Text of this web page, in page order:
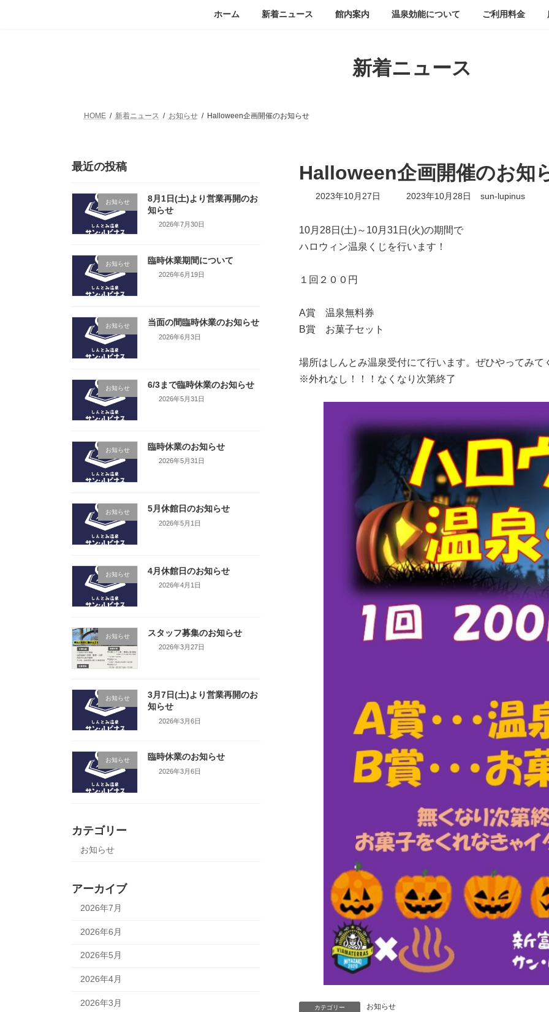
ホーム 新着ニュース 館内案内 温泉効能について ご利用料金
新着ニュース
HOME 新着ニュース お知らせ Halloween企画開催のお知らせ
Halloween企画開催のお知
2023年10月27日
最
新
時
2023年10月28日 sun-lupinus
10月28日(土)～10月31日(火)の期間で
ハロウィン温泉くじを行います！
１回２００円
A賞 温泉無料券
B賞 お菓子セット
場所はしんとみ温泉受付にて行います。ぜひやってみて
※外れなし！！！なくなり次第終了
カテゴリー お知らせ
最近の投稿
お知らせ
8月1日(土)より営業再開のお
知らせ
2026年7月30日
お知らせ 臨時休業期間について
2026年6月19日
お知らせ 当面の間臨時休業のお知らせ
2026年6月3日
お知らせ 6/3まで臨時休業のお知らせ
2026年5月31日
お知らせ 臨時休業のお知らせ
2026年5月31日
お知らせ 5月休館日のお知らせ
2026年5月1日
お知らせ 4月休館日のお知らせ
2026年4月1日
お知らせ スタッフ募集のお知らせ
2026年3月27日
お知らせ
3月7日(土)より営業再開のお
知らせ
2026年3月6日
お知らせ 臨時休業のお知らせ
2026年3月6日
カテゴリー
お知らせ
アーカイブ
2026年7月
2026年6月
2026年5月
2026年4月
2026年3月